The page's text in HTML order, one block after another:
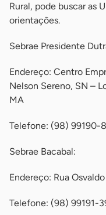
Rural, pode buscar as
orientações.
Sebrae Presidente
Endereço: Centro
Nelson Sereno, SN –
MA
Telefone: (98) 99190-
Sebrae Bacabal:
Endereço: Rua
Telefone: (98) 99191-